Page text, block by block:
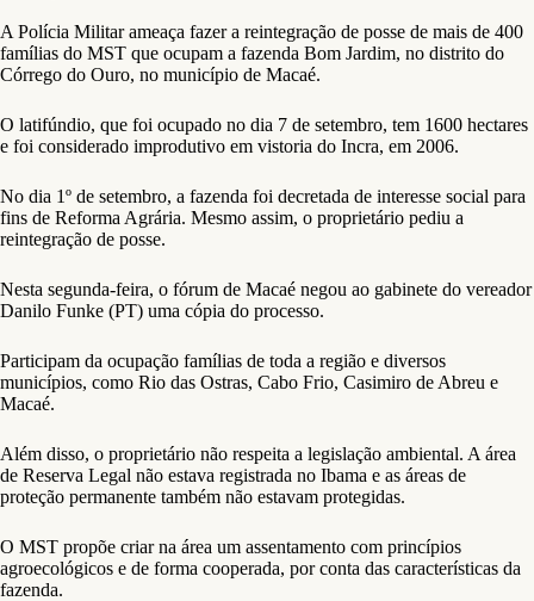
A Polícia Militar ameaça fazer a reintegração de posse de mais de 400
famílias do MST que ocupam a fazenda Bom Jardim, no distrito do
Córrego do Ouro, no município de Macaé.
O latifúndio, que foi ocupado no dia 7 de setembro, tem 1600 hectares
e foi considerado improdutivo em vistoria do Incra, em 2006.
No dia 1º de setembro, a fazenda foi decretada de interesse social para
fins de Reforma Agrária. Mesmo assim, o proprietário pediu a
reintegração de posse.
Nesta segunda-feira, o fórum de Macaé negou ao gabinete do vereador
Danilo Funke (PT) uma cópia do processo.
Participam da ocupação famílias de toda a região e diversos
municípios, como Rio das Ostras, Cabo Frio, Casimiro de Abreu e
Macaé.
Além disso, o proprietário não respeita a legislação ambiental. A área
de Reserva Legal não estava registrada no Ibama e as áreas de
proteção permanente também não estavam protegidas.
O MST propõe criar na área um assentamento com princípios
agroecológicos e de forma cooperada, por conta das características da
fazenda.